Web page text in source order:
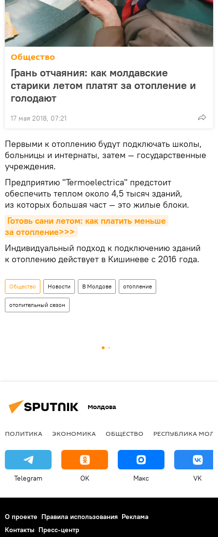
Общество
Грань отчаяния: как молдавские
старики летом платят за отопление и
голодают
17 мая 2018, 07:21
Первыми к отоплению будут подключать школы,
больницы и интернаты, затем — государственные
учреждения.
Предприятию "Termoelectrica" предстоит
обеспечить теплом около 4,5 тысяч зданий,
из которых большая част — это жилые блоки.
Готовь сани летом: как платить меньше
за отопление>>>
Индивидуальный подход к подключению зданий
к отоплению действует в Кишиневе с 2016 года.
Общество Новости В Молдове отопление
отопительный сезон
Молдова
ПОЛИТИКА ЭКОНОМИКА ОБЩЕСТВО РЕСПУБЛИКА
Telegram OK Макс VK
О проекте Правила использования Реклама
Контакты Пресс-центр